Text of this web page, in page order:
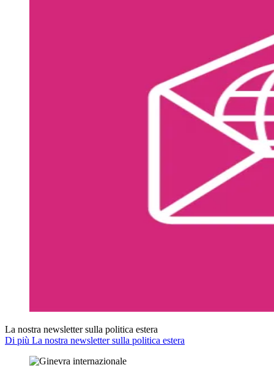
La nostra newsletter sulla politica estera
Di più La nostra newsletter sulla politica estera